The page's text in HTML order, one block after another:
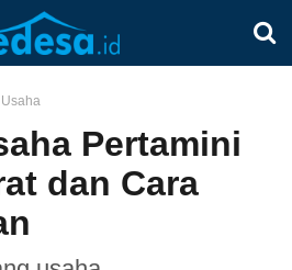
Pertamini
dan Cara